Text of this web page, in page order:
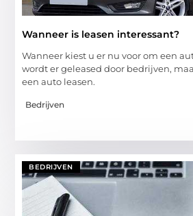
Wanneer is leasen interessant?
Wanneer kiest u er nu voor om een
wordt er geleased door bedrijven,
een auto leasen.
Bedrijven
BEDRIJVEN